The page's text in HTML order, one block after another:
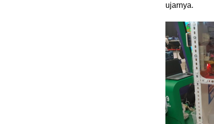
ujarnya.